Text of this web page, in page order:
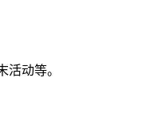
动等。